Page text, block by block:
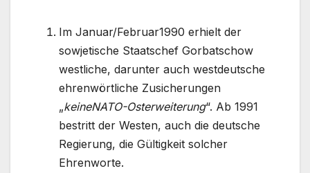
Im Januar/Februar1990 erhielt der
sowjetische Staatschef Gorbatschow
westliche, darunter auch westdeutsche
ehrenwörtliche Zusicherungen
„keineNATO-Osterweiterung“. Ab 1991
bestritt der Westen, auch die deutsche
Regierung, die Gültigkeit solcher
Ehrenworte.